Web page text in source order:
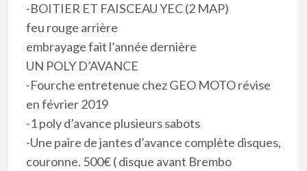
-BOITIER ET FAISCEAU YEC (2 MAP)
feu rouge arrière
embrayage fait l’année dernière
UN POLY D’AVANCE
-Fourche entretenue chez GEO MOTO révise
en février 2019
-1 poly d’avance plusieurs sabots
-Une paire de jantes d’avance complète disques,
couronne. 500€ ( disque avant Brembo